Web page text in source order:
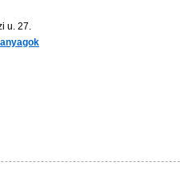
u. 27.
anyagok